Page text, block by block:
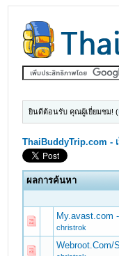
ยินดีต้อนรับ คุณผู้เยี่ยมชม! (
ThaiBuddyTrip.com -
ผลการค้นหา
My.avast.com
christrok
Webroot.Com/